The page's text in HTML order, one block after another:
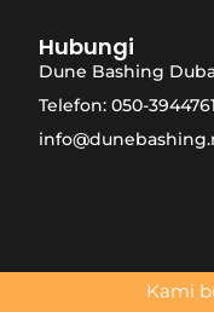
Hubungi
Dune Bashing
Telefon: 050-3944761
Kami